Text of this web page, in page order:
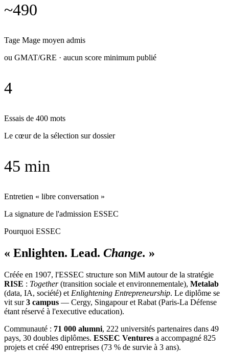
~490
Tage Mage moyen admis
ou GMAT/GRE · aucun score minimum publié
4
Essais de 400 mots
Le cœur de la sélection sur dossier
45 min
Entretien « libre conversation »
La signature de l'admission ESSEC
Pourquoi ESSEC
« Enlighten. Lead. Change. »
Créée en 1907, l'ESSEC structure son MiM autour de la stratégie
RISE : Together(transition sociale et environnementale), Metalab
(data, IA, société) et Enlightening Entrepreneurship. Le diplôme se
vit sur3 campus — Cergy, Singapour et Rabat (Paris-La Défense
étant réservé à l'executive education).
Communauté : 71 000 alumni, 222 universités partenaires dans 49
pays, 30 doubles diplômes. ESSEC Ventures a accompagné 825
projets et créé 490 entreprises (73 % de survie à 3 ans).